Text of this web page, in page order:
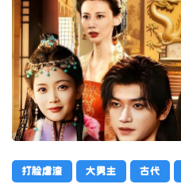
打脸虐渣 大男主 古代